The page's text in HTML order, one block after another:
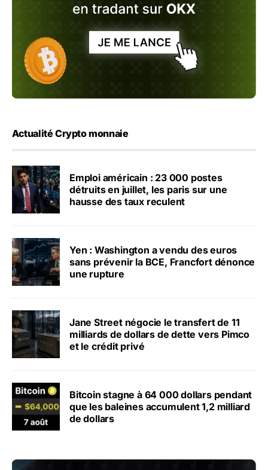
Actualité Crypto monnaie
Emploi américain : 23 000 postes
détruits en juillet, les paris sur une
hausse des taux reculent
Yen : Washington a vendu des euros
sans prévenir la BCE, Francfort dénonce
une rupture
Jane Street négocie le transfert de 11
milliards de dollars de dette vers Pimco
et le crédit privé
Bitcoin stagne à 64 000 dollars pendant
que les baleines accumulent 1,2 milliard
de dollars